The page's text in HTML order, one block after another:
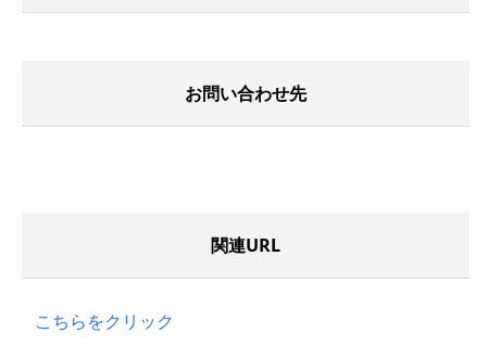
お問い合わせ先
関連URL
こちらをクリック